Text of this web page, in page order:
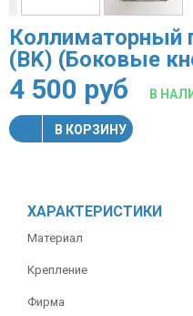
Коллиматорный
(BK) (Боковые
4 500 руб В
В КОРЗИНУ
ХАРАКТЕРИСТИКИ
Материал
Крепление
Фирма